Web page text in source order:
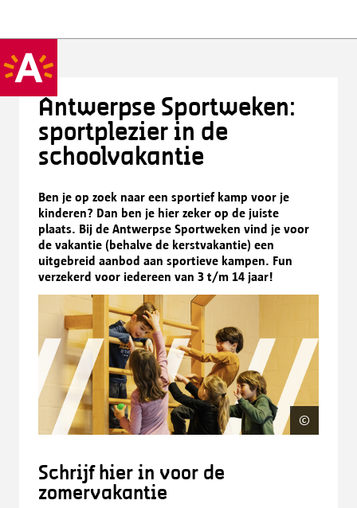
Antwerpse Sportweken:
sportplezier in de
schoolvakantie
Ben je op zoek naar een sportief kamp voor je
kinderen? Dan ben je hier zeker op de juiste
plaats. Bij de Antwerpse Sportweken vind je voor
de vakantie (behalve de kerstvakantie) een
uitgebreid aanbod aan sportieve kampen. Fun
verzekerd voor iedereen van 3 t/m 14 jaar!
©
Schrijf hier in voor de
zomervakantie